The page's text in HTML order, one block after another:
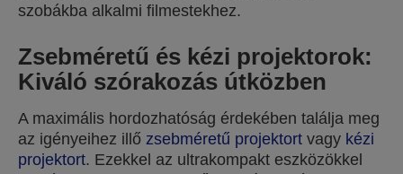
szobákba alkalmi filmestekhez.
Zsebméretű és kézi projektorok:
Kiváló szórakozás útközben
A maximális hordozhatóság érdekében találja meg
az igényeihez illő zsebméretű projektort vagy kézi
projektort. Ezekkel az ultrakompakt eszközökkel